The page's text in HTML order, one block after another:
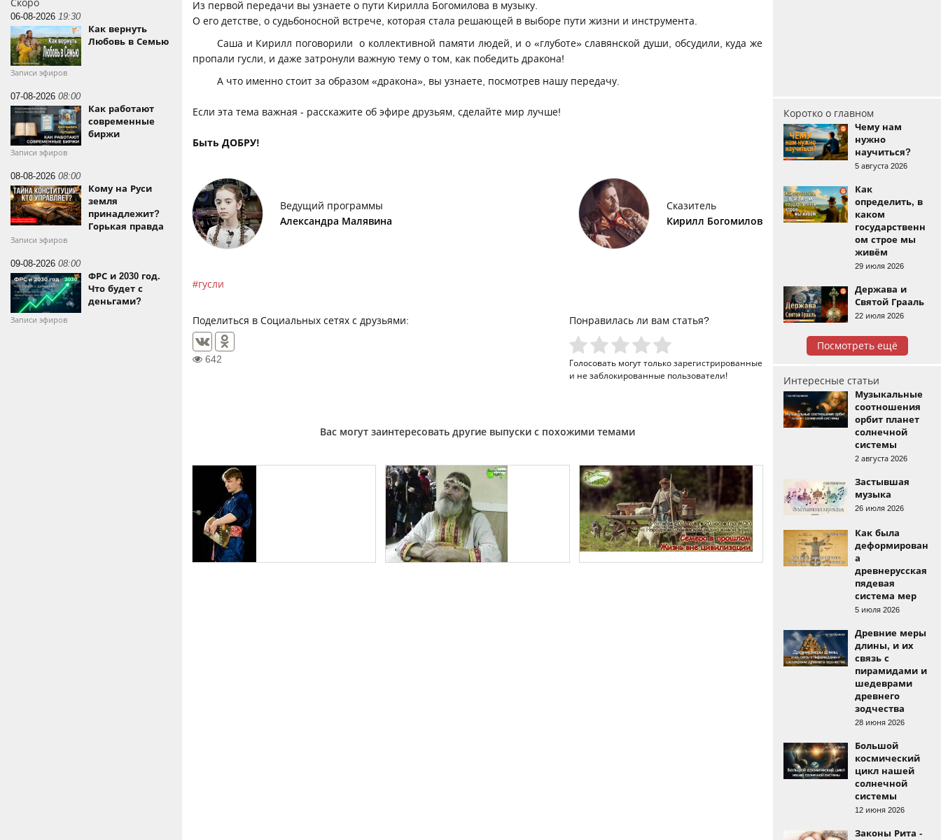
Скоро
06-08-2026 19:30
Как вернуть
Любовь в Семью
Записи эфиров
07-08-2026 08:00
Как работают
современные
биржи
Записи эфиров
08-08-2026 08:00
Кому на Руси
земля
принадлежит?
Горькая правда
Записи эфиров
09-08-2026 08:00
ФРС и 2030 год.
Что будет с
деньгами?
Записи эфиров
Из первой передачи вы узнаете о пути Кирилла Богомилова в музыку.
О его детстве, о судьбоносной встрече, которая стала решающей в выборе пути жизни и инструмента.
Саша и Кирилл поговорили о коллективной памяти людей, и о «глуботе» славянской души, обсудили, куда же
пропали гусли, и даже затронули важную тему о том, как победить дракона!
А что именно стоит за образом «дракона», вы узнаете, посмотрев нашу передачу.
Если эта тема важная - расскажите об эфире друзьям, сделайте мир лучше!
Быть ДОБРУ!
Ведущий программы
Александра Малявина
Сказитель
Кирилл Богомилов
гусли
Поделиться в Социальных сетях с друзьями:
642
Понравилась ли вам статья?
Голосовать могут только зарегистрированные
и не заблокированные пользователи!
Вас могут заинтересовать другие выпуски с похожими темами
Коротко о главном
Чему нам
нужно
научиться?
5 августа 2026
Как
определить, в
каком
государственн
ом строе мы
живём
29 июля 2026
Держава и
Святой Грааль
22 июля 2026
Посмотреть ещё
Интересные статьи
Музыкальные
соотношения
орбит планет
солнечной
системы
2 августа 2026
Застывшая
музыка
26 июля 2026
Как была
деформирован
а
древнерусская
пядевая
система мер
5 июля 2026
Древние меры
длины, и их
связь с
пирамидами и
шедеврами
древнего
зодчества
28 июня 2026
Большой
космический
цикл нашей
солнечной
системы
12 июня 2026
Законы Рита -